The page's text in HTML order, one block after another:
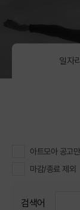
아트모아 공고만
마감/종료 제외
검색어